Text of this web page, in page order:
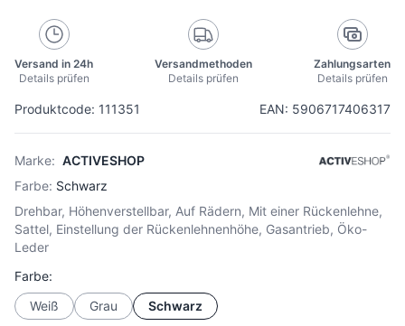
Produktcode: 111351 EAN: 5906717406317
Marke: ACTIVESHOP
Farbe: Schwarz
Drehbar, Höhenverstellbar, Auf Rädern, Mit einer Rückenlehne,
Sattel, Einstellung der Rückenlehnenhöhe, Gasantrieb, Öko-
Leder
Farbe:
Weiß
Grau Schwarz
Versand in 24h
Details prüfen
Versandmethoden
Details prüfen
Zahlungsarten
Details prüfen